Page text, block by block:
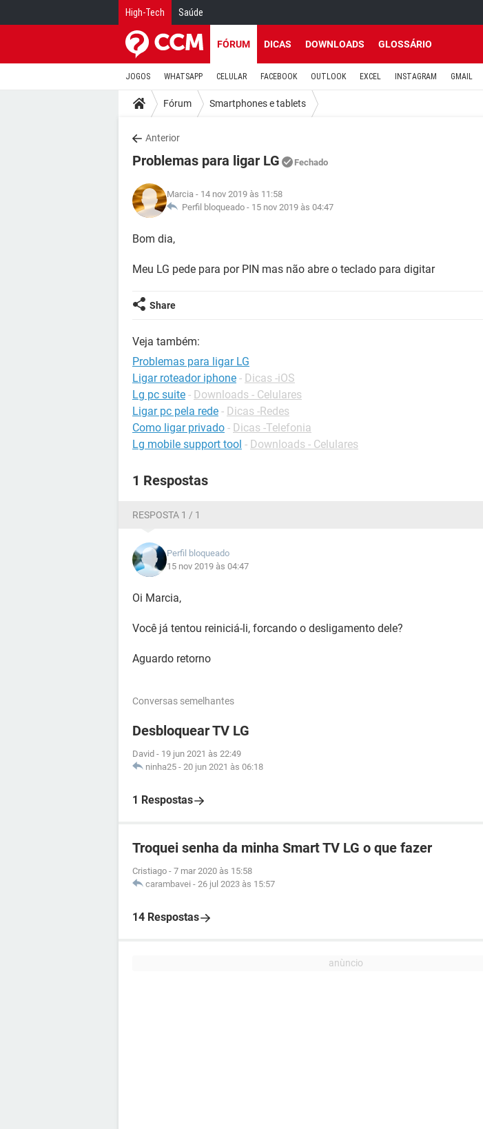
High-Tech Saúde
FÓRUM DICAS DOWNLOADS GLOSSÁRIO
JOGOS WHATSAPP CELULAR FACEBOOK OUTLOOK EXCEL INSTAGRAM GMAIL
Fórum Smartphones e tablets
Anterior
Problemas para ligar LG Fechado
Marcia - 14 nov 2019 às 11:58
Perfil bloqueado - 15 nov 2019 às 04:47
Bom dia,
Meu LG pede para por PIN mas não abre o teclado para digitar
Share
Veja também:
Problemas para ligar LG
Ligar roteador iphone - Dicas -iOS
Lg pc suite - Downloads - Celulares
Ligar pc pela rede - Dicas -Redes
Como ligar privado - Dicas -Telefonia
Lg mobile support tool - Downloads - Celulares
1 Respostas
RESPOSTA 1 / 1
Perfil bloqueado
15 nov 2019 às 04:47
Oi Marcia,
Você já tentou reiniciá-li, forcando o desligamento dele?
Aguardo retorno
Conversas semelhantes
Desbloquear TV LG
David - 19 jun 2021 às 22:49
ninha25 - 20 jun 2021 às 06:18
1 Respostas
Troquei senha da minha Smart TV LG o que fazer
Cristiago - 7 mar 2020 às 15:58
carambavei - 26 jul 2023 às 15:57
14 Respostas